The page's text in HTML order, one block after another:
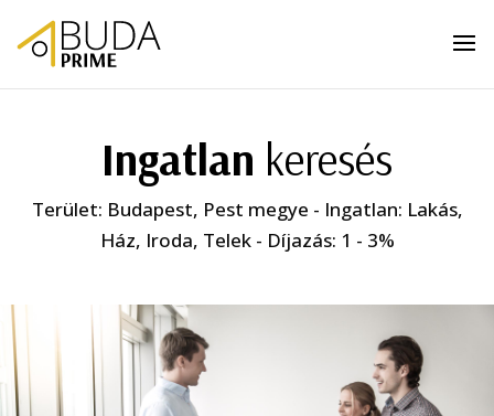
Ingatlan keresés
Terület: Budapest, Pest megye - Ingatlan: Lakás,
Ház, Iroda, Telek - Díjazás: 1 - 3%